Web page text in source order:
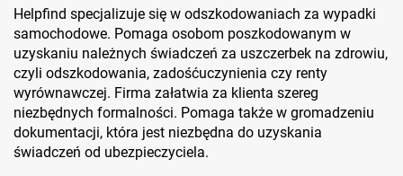
Helpfind specjalizuje się w odszkodowaniach za wypadki
samochodowe. Pomaga osobom poszkodowanym w
uzyskaniu należnych świadczeń za uszczerbek na zdrowiu,
czyli odszkodowania, zadośćuczynienia czy renty
wyrównawczej. Firma załatwia za klienta szereg
niezbędnych formalności. Pomaga także w gromadzeniu
dokumentacji, która jest niezbędna do uzyskania
świadczeń od ubezpieczyciela.